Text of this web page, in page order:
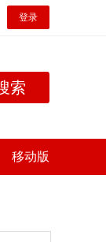
登录
索
移动版